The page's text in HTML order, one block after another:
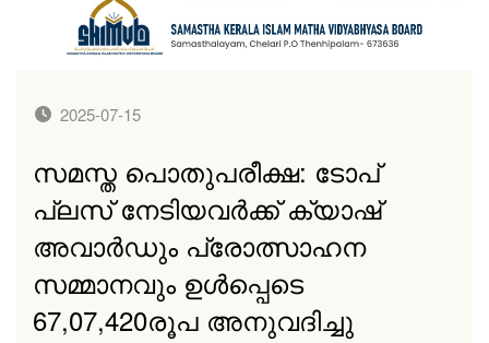
2025-07-15
സമസ്ത പൊതുപരീക്ഷ: ടോപ്
പ്ലസ് നേടിയവര്‍ക്ക് ക്യാഷ്
അവാര്‍ഡും പ്രോത്സാഹന
സമ്മാനവും ഉള്‍പ്പെടെ
67,07,420രൂപ അനുവദിച്ചു